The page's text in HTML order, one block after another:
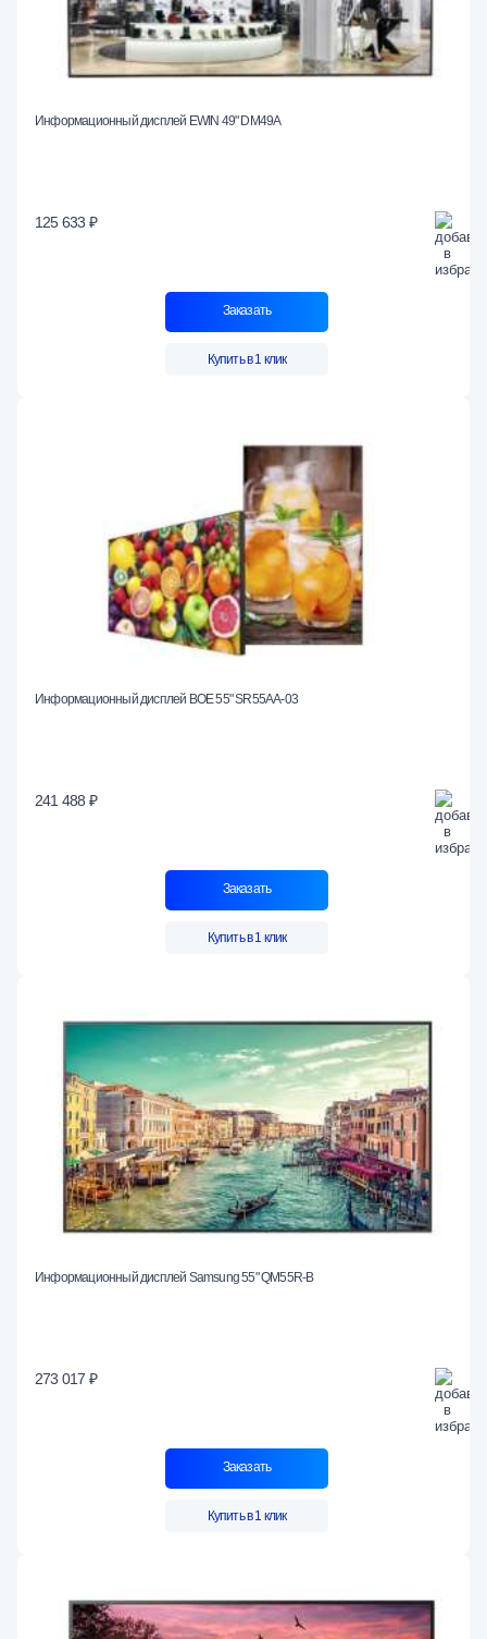
Информационный дисплей EWIN 49" DM49A
125 633 ₽
Заказать
Купить в 1 клик
Информационный дисплей BOE 55" SR55AA-03
241 488 ₽
Заказать
Купить в 1 клик
Информационный дисплей Samsung 55" QM55R-B
273 017 ₽
Заказать
Купить в 1 клик